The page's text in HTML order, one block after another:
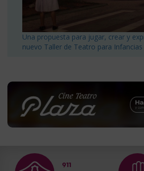
Una propuesta para jugar, crear y
nuevo Taller de Teatro para Infancias
911